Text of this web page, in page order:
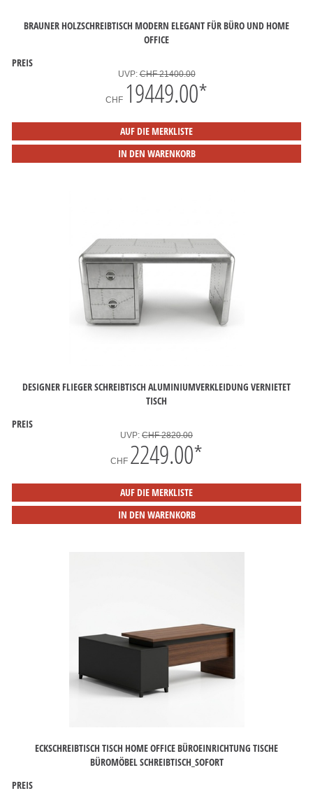
BRAUNER HOLZSCHREIBTISCH MODERN ELEGANT FÜR BÜRO UND HOME
OFFICE
PREIS
UVP:CHF 21400.00
CHF 19449.00*
AUF DIE MERKLISTE
IN DEN WARENKORB
DESIGNER FLIEGER SCHREIBTISCH ALUMINIUMVERKLEIDUNG VERNIETET
TISCH
PREIS
UVP: CHF 2820.00
CHF 2249.00*
AUF DIE MERKLISTE
IN DEN WARENKORB
ECKSCHREIBTISCH TISCH HOME OFFICE BÜROEINRICHTUNG TISCHE
BÜROMÖBEL SCHREIBTISCH_SOFORT
PREIS